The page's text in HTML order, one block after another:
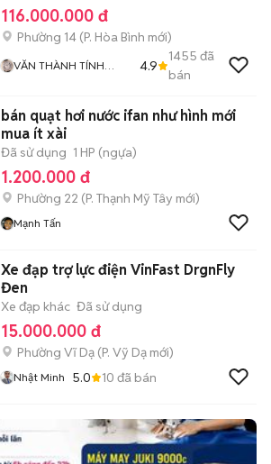
116.000.000 đ
Phường 14 (P. Hòa Bình mới)
VĂN THÀNH TÍNH
4.9
1455 đã
bán
bán quạt hơi nước ifan như hình mới
mua ít xài
Đã sử dụng 1 HP (ngựa)
1.200.000 đ
Phường 22 (P. Thạnh Mỹ Tây mới)
Mạnh Tấn
Xe đạp trợ lực điện VinFast DrgnFly
Đen
Xe đạp khác Đã sử dụng
15.000.000 đ
Phường Vĩ Dạ (P. Vỹ Dạ mới)
Nhật Minh 5.0 10 đã bán